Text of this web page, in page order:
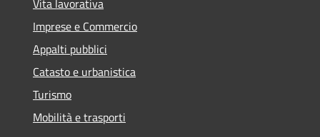
Imprese e Commercio
Appalti pubblici
Catasto e urbanistica
Turismo
Mobilità e trasporti